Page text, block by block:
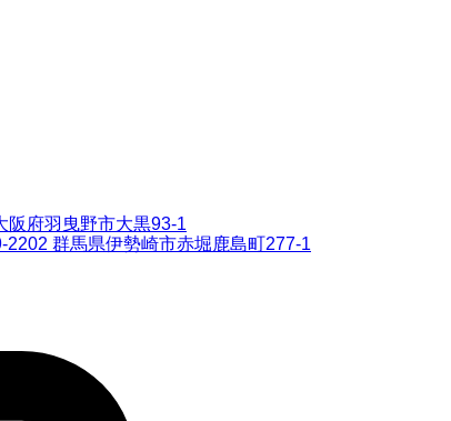
阪府羽曳野市大黒93-1
2202 群馬県伊勢崎市赤堀鹿島町277-1